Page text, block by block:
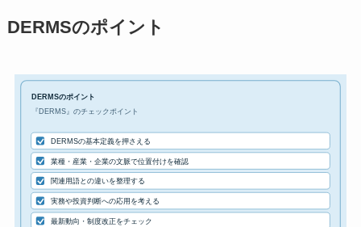
DERMSのポイント
DERMSのポイント
『DERMS』のチェックポイント
DERMSの基本定義を押さえる
業種・産業・企業の文脈で位置付けを確認
関連用語との違いを整理する
実務や投資判断への応用を考える
最新動向・制度改正をチェック